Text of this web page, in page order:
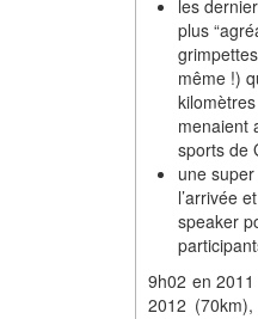
les
plus
même !)
menaient
sports de
une
l’arrivée
speaker
9h02 en
2012